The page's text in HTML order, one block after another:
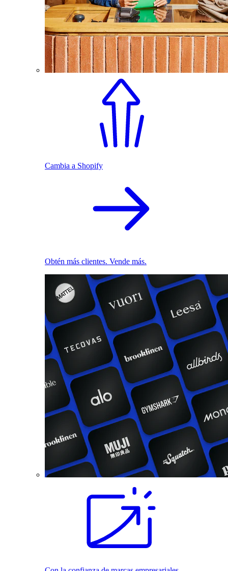
Cambia a Shopify
Obtén más clientes. Vende más.